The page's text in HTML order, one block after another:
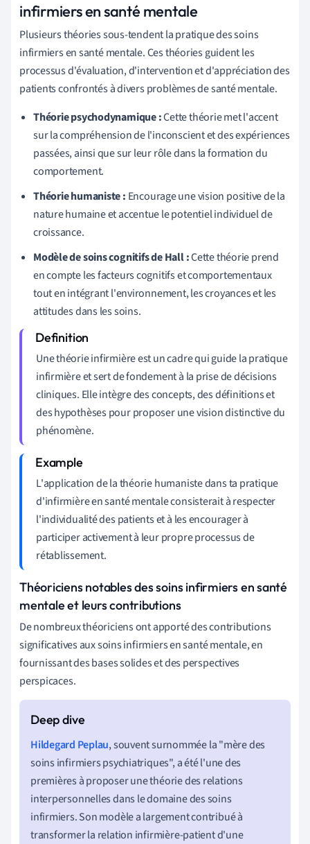
infirmiers en santé mentale
Plusieurs théories sous-tendent la pratique des soins
infirmiers en santé mentale. Ces théories guident les
processus d'évaluation, d'intervention et d'appréciation des
patients confrontés à divers problèmes de santé mentale.
Théorie psychodynamique :Cette théorie met l'accent
sur la compréhension de l'inconscient et des expériences
passées, ainsi que sur leur rôle dans la formation du
comportement.
Théorie humaniste : Encourage une vision positive de la
nature humaine et accentue le potentiel individuel de
croissance.
Modèle de soins cognitifs de Hall :Cette théorie prend
en compte les facteurs cognitifs et comportementaux
tout en intégrant l'environnement, les croyances et les
attitudes dans les soins.
Une théorie infirmière est un cadre qui guide la pratique
infirmière et sert de fondement à la prise de décisions
cliniques. Elle intègre des concepts, des définitions et
des hypothèses pour proposer une vision distinctive du
phénomène.
L'application de la théorie humaniste dans ta pratique
d'infirmière en santé mentale consisterait à respecter
l'individualité des patients et à les encourager à
participer activement à leur propre processus de
rétablissement.
Théoriciens notables des soins infirmiers en santé
mentale et leurs contributions
De nombreux théoriciens ont apporté des contributions
significatives aux soins infirmiers en santé mentale, en
fournissant des bases solides et des perspectives
perspicaces.
Hildegard Peplau, souvent surnommée la "mère des
soins infirmiers psychiatriques", a été l'une des
premières à proposer une théorie des relations
interpersonnelles dans le domaine des soins
infirmiers. Son modèle a largement contribué à
transformer la relation infirmière-patient d'une